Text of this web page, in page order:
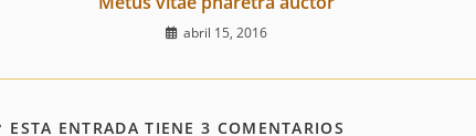
abril 15, 2016
ESTA ENTRADA TIENE 3 COMENTARIOS